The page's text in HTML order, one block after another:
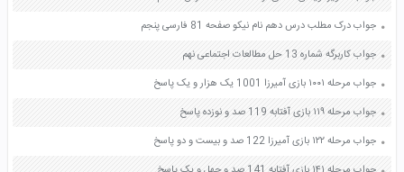
جواب درک مطلب درس دهم نام نیکو صفحه 81 فارسی پنجم
جواب کاربرگه شماره 13 حل مطالعات اجتماعی نهم
جواب مرحله ۱۰۰۱ بازی آمیرزا 1001 یک هزار و یک پاسخ
جواب مرحله ۱۱۹ بازی آفتابه 119 صد و نوزده پاسخ
جواب مرحله ۱۲۲ بازی آمیرزا 122 صد و بیست و دو پاسخ